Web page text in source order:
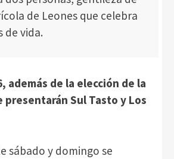
de Leones que celebra
de vida.
además de la elección de la
presentarán Sul Tasto y Los
sábado y domingo se